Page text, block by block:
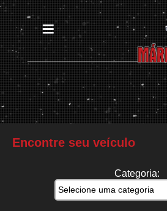
Encontre seu veículo
Categoria: